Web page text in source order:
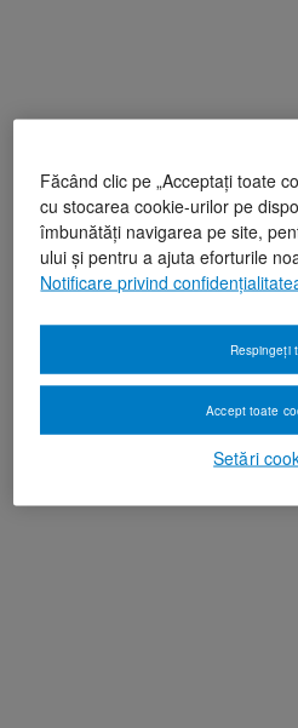
Făcând clic pe „Acceptați toate
cu stocarea cookie-urilor pe
îmbunătăți navigarea pe site,
ului și pentru a ajuta eforturile
Notificare privind
Setări
Respingeți
Accept toate